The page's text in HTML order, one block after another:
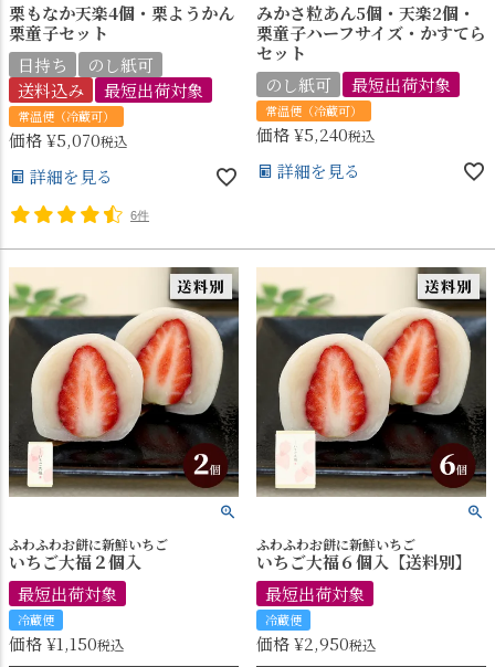
栗もなか天楽4個・栗ようかん
栗童子セット
日持ち
のし紙可
送料込み
最短出荷対象
常温便（冷蔵可）
価格¥5,070税込
詳細を見る
6件
みかさ粒あん5個・天楽2個・
栗童子ハーフサイズ・かすてら
セット
のし紙可
最短出荷対象
常温便（冷蔵可）
価格¥5,240税込
詳細を見る
ふわふわお餅に新鮮いちご
いちご大福２個入
最短出荷対象
冷蔵便
価格¥1,150税込
ふわふわお餅に新鮮いちご
いちご大福６個入【送料別】
最短出荷対象
冷蔵便
価格¥2,950税込